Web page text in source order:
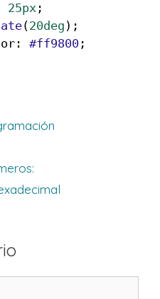
25px ;
(20deg );
: #ff9800 ;